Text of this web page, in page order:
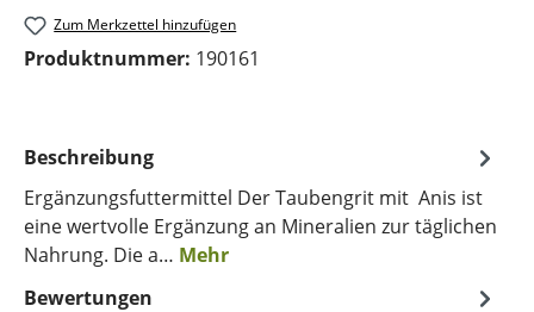
Zum Merkzettel hinzufügen
Produktnummer: 190161
Beschreibung
Ergänzungsfuttermittel Der Taubengrit mit Anis ist
eine wertvolle Ergänzung an Mineralien zur täglichen
Nahrung. Die a… Mehr
Bewertungen